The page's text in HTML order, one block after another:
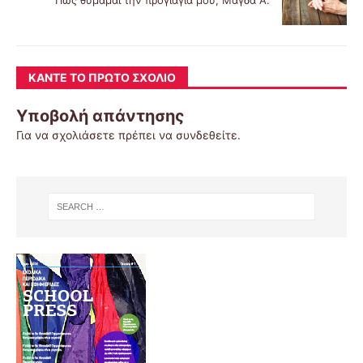
ΚΆΝΤΕ ΤΟ ΠΡΏΤΟ ΣΧΌΛΙΟ
Υποβολή απάντησης
Για να σχολιάσετε πρέπει να συνδεθείτε.